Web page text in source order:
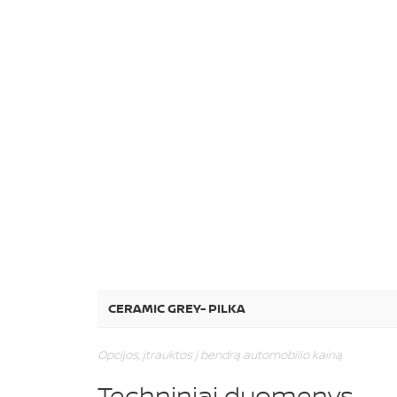
CERAMIC GREY- PILKA
Opcijos, įtrauktos į bendrą automobilio kainą